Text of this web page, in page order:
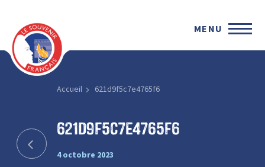
MENU
Accueil 621d9f5c7e4765f6
621d9f5c7e4765f6
4 octobre 2023